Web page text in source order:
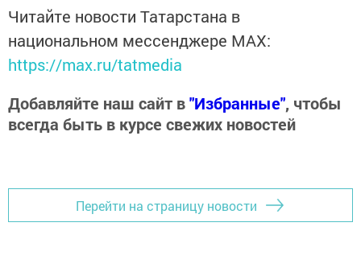
Читайте новости Татарстана в
национальном мессенджере MАХ:
https://max.ru/tatmedia
Добавляйте наш сайт в"Избранные", чтобы
всегда быть в курсе свежих новостей
Перейти на страницу новости